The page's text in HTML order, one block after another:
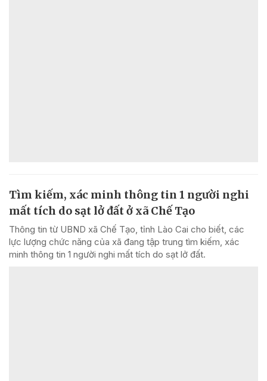
Tìm kiếm, xác minh thông tin 1 người nghi
mất tích do sạt lở đất ở xã Chế Tạo
Thông tin từ UBND xã Chế Tạo, tỉnh Lào Cai cho biết, các
lực lượng chức năng của xã đang tập trung tìm kiếm, xác
minh thông tin 1 người nghi mất tích do sạt lở đất.